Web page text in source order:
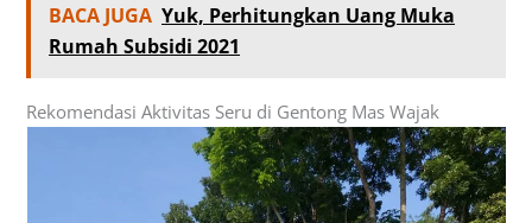
BACA JUGA Yuk, Perhitungkan Uang Muka
Rumah Subsidi 2021
Rekomendasi Aktivitas Seru di Gentong Mas Wajak